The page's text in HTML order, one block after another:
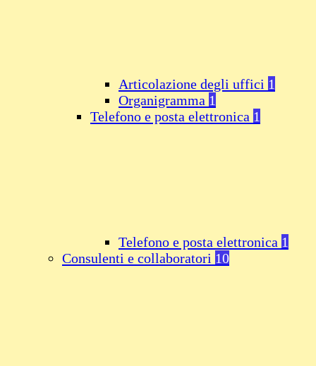
Articolazione degli uffici 1
Organigramma 1
Telefono e posta elettronica 1
Telefono e posta elettronica 1
Consulenti e collaboratori 10